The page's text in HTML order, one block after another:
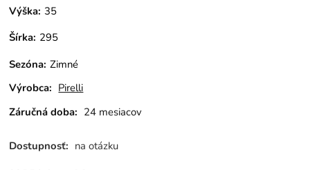
Výška: 35
Šírka: 295
Sezóna: Zimné
Výrobca: Pirelli
Záručná doba: 24 mesiacov
Dostupnosť: na otázku